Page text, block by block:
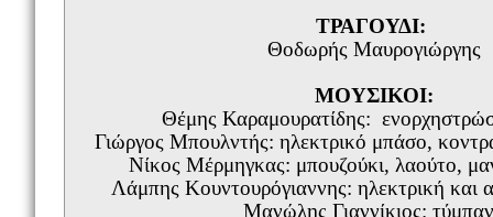
ΤΡΑΓΟΥΔΙ:
Θοδωρής Μαυρογιώργης
ΜOYΣΙΚΟΙ:
Θέμης Καραμουρατίδης:
Γιώργος Μπουλντής: ηλεκτρικό μπάσο,
Νίκος Μέρμηγκας: μπουζούκι, λαούτο,
Λάμπης Κουντουρόγιαννης: ηλεκτρική και
Μανώλης Γιαννίκιος: